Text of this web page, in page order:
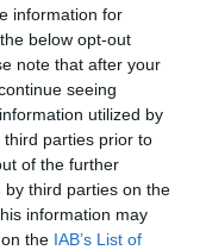
information for
below opt-out
note that after your
seeing
utilized by
parties prior to
of the further
third parties on the
information may
the IAB’s List of
SANCHISTA
Bolaños
seis veces
la
aerolínea